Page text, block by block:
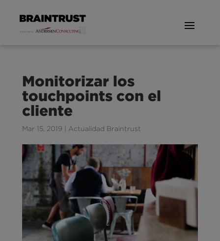
Monitorizar los
touchpoints con el
cliente
Mar 15, 2019 Actualidad Braintrust